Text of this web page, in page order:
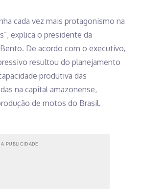
cada vez mais protagonismo na
explica o presidente da
De acordo com o executivo,
resultou do planejamento
produtiva das
na capital amazonense,
de motos do Brasil.
PUBLICIDADE